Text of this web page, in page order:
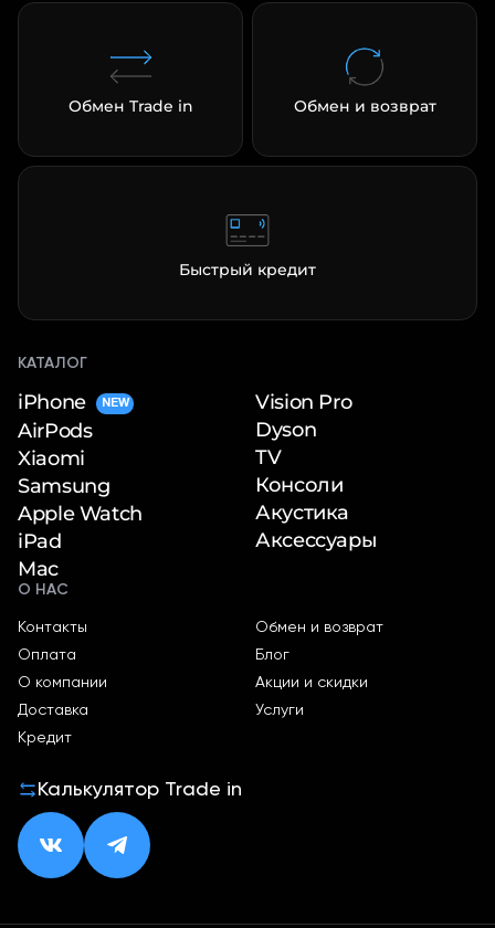
Обмен Trade in Обмен и возврат
Быстрый кредит
КАТАЛОГ
iPhone NEW
AirPods
Xiaomi
Samsung
Apple Watch
iPad
Mac
Vision Pro
Dyson
TV
Консоли
Акустика
Аксессуары
О НАС
Контакты
Оплата
О компании
Доставка
Кредит
Обмен и возврат
Блог
Акции и скидки
Услуги
Калькулятор Trade in